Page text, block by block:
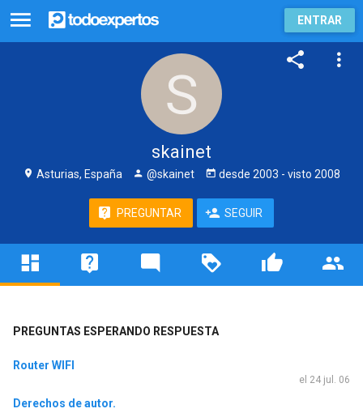
ENTRAR
skainet
Asturias, España @skainet desde 2003 - visto 2008
PREGUNTAR SEGUIR
PREGUNTAS ESPERANDO RESPUESTA
Router WIFI
el 24 jul. 06
Derechos de autor.